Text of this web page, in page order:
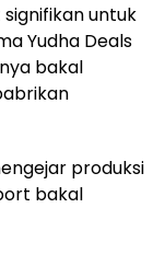
untuk
Yudha Deals
bakal
produksi
bakal